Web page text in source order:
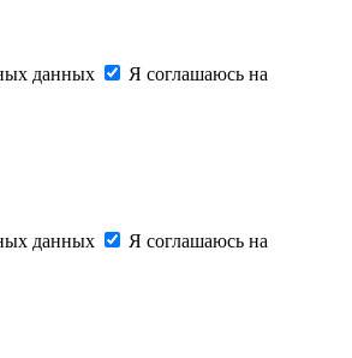
данных
Я соглашаюсь на
данных
Я соглашаюсь на